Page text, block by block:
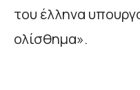
του έλληνα
ολίσθημα».